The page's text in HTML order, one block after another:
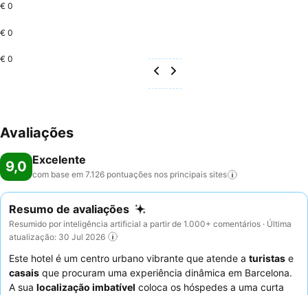
€ 0
€ 0
€ 0
Avaliações
9,0 Excelente
com base em 7.126 pontuações nos principais sites
Resumo de avaliações
Resumido por inteligência artificial a partir de 1.000+ comentários · Última
atualização: 30 Jul 2026
Este hotel é um centro urbano vibrante que atende a turistas e
casais que procuram uma experiência dinâmica em Barcelona.
A sua localização imbatível coloca os hóspedes a uma curta